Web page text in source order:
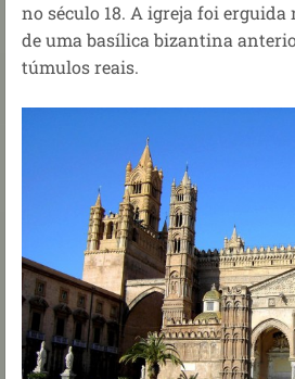
no século 18. A igreja foi erguida
de uma basílica bizantina
túmulos reais.